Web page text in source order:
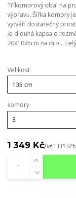
Tříkomorový obal na
výpravu. Šířka komory
vytváří dostatečný
je dlouhá kapsa o
20x10x5cm na dro...
Velikost
komory
1 349 Kč/ks1 115 Kč